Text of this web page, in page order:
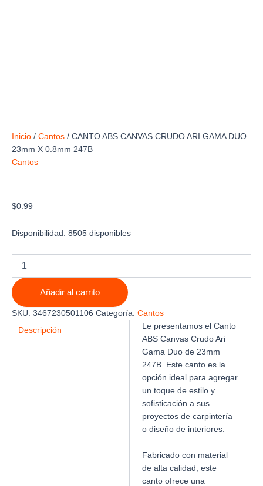
Inicio / Cantos / CANTO ABS CANVAS CRUDO ARI GAMA DUO
23mm X 0.8mm 247B
Cantos
$0.99
Disponibilidad: 8505 disponibles
ABS
CANVAS
CRUDO
ARI
GAMA
DUO
Añadir al carrito
SKU: 3467230501106 Categoría: Cantos
Descripción
Le presentamos el Canto
ABS Canvas Crudo Ari
Gama Duo de 23mm
247B. Este canto es la
opción ideal para agregar
un toque de estilo y
sofisticación a sus
proyectos de carpintería
o diseño de interiores.
Fabricado con material
de alta calidad, este
canto ofrece una